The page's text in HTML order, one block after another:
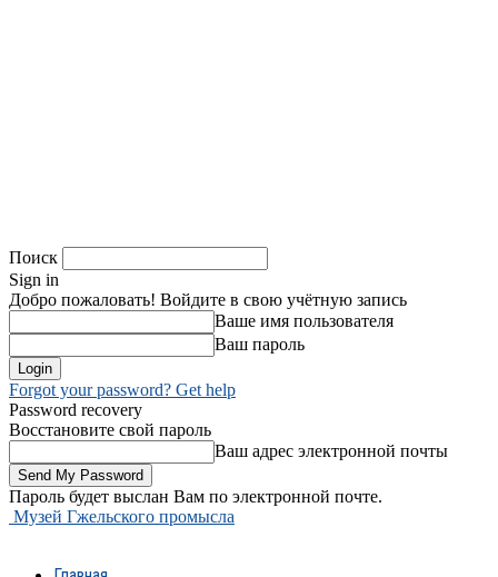
Поиск
Sign in
Добро пожаловать! Войдите в свою учётную запись
Ваше имя пользователя
Ваш пароль
Forgot your password? Get help
Password recovery
Восстановите свой пароль
Ваш адрес электронной почты
Пароль будет выслан Вам по электронной почте.
Музей Гжельского промысла